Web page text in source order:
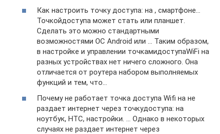
Как настроить точку доступа: на , смартфоне…
Точкойдоступа может стать или планшет.
Сделать это можно стандартными
возможностями ОС Android или … Таким образом,
в настройке и управлении точкамидоступаWiFi на
разных устройствах нет ничего сложного. Она
отличается от роутера набором выполняемых
функций и тем, что…
Почему не работает точка доступа Wifi на не
раздает интернет через точкудоступа: на
ноутбук, HTC, настройки. … Однако в некоторых
случаях не раздает интернет через